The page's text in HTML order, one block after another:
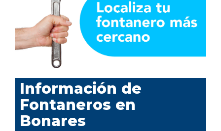
Información de
Fontaneros en
Bonares